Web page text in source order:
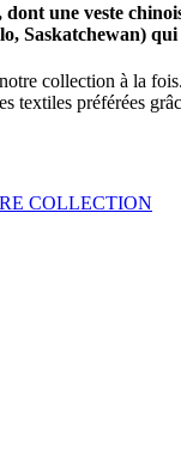
une veste
Saskatchewan)
collection à la
préférées
COLLECTION